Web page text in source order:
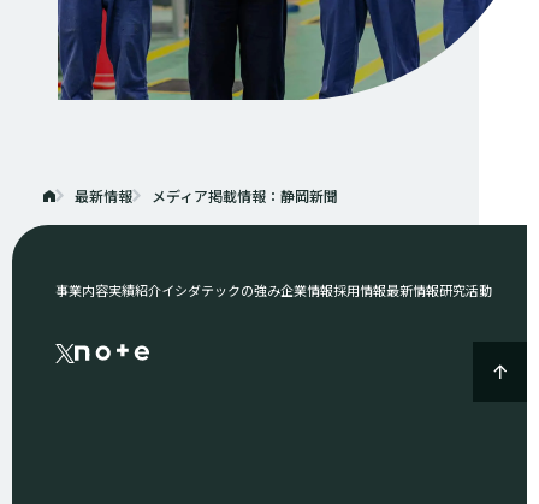
最新情報 メディア掲載情報：静岡新聞
事業内容実績紹介イシダテックの強み企業情報採用情報最新情報研究活動